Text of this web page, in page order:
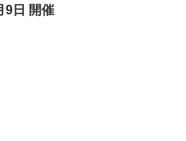
9日 開催